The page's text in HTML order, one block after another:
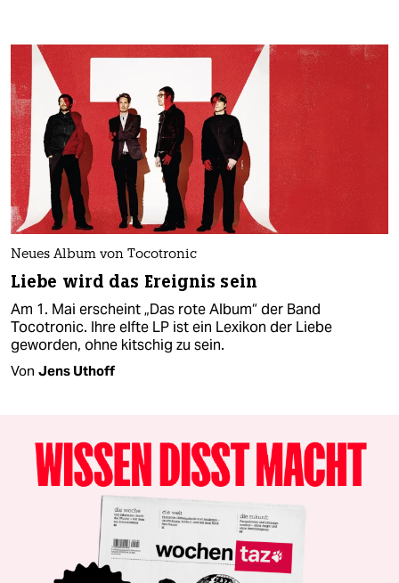
Neues Album von Tocotronic
Liebe wird das Ereignis sein
Am 1. Mai erscheint „Das rote Album“ der Band
Tocotronic. Ihre elfte LP ist ein Lexikon der Liebe
geworden, ohne kitschig zu sein.
Von Jens Uthoff